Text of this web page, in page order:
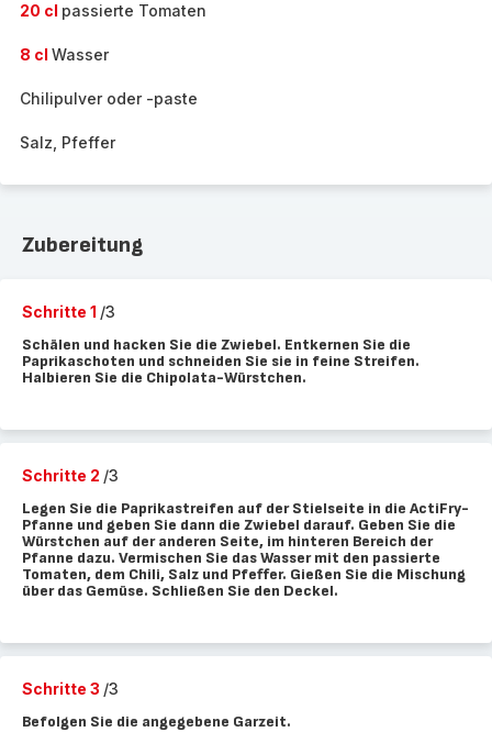
20 cl passierte Tomaten
8 cl Wasser
Chilipulver oder -paste
Salz, Pfeffer
Zubereitung
Schritte 1 /3
Schälen und hacken Sie die Zwiebel. Entkernen Sie die
Paprikaschoten und schneiden Sie sie in feine Streifen.
Halbieren Sie die Chipolata-Würstchen.
Schritte 2 /3
Legen Sie die Paprikastreifen auf der Stielseite in die ActiFry-
Pfanne und geben Sie dann die Zwiebel darauf. Geben Sie die
Würstchen auf der anderen Seite, im hinteren Bereich der
Pfanne dazu. Vermischen Sie das Wasser mit den passierte
Tomaten, dem Chili, Salz und Pfeffer. Gießen Sie die Mischung
über das Gemüse. Schließen Sie den Deckel.
Schritte 3 /3
Befolgen Sie die angegebene Garzeit.